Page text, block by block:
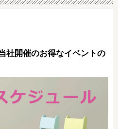
社開催のお得なイベントの